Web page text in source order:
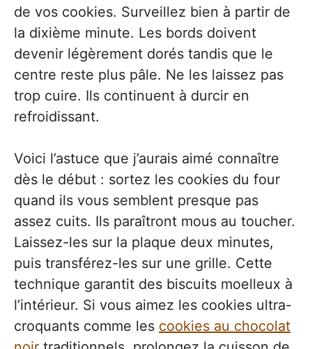
de vos cookies. Surveillez bien à partir de
la dixième minute. Les bords doivent
devenir légèrement dorés tandis que le
centre reste plus pâle. Ne les laissez pas
trop cuire. Ils continuent à durcir en
refroidissant.
Voici l’astuce que j’aurais aimé connaître
dès le début : sortez les cookies du four
quand ils vous semblent presque pas
assez cuits. Ils paraîtront mous au toucher.
Laissez-les sur la plaque deux minutes,
puis transférez-les sur une grille. Cette
technique garantit des biscuits moelleux à
l’intérieur. Si vous aimez les cookies ultra-
croquants comme les cookies au chocolat